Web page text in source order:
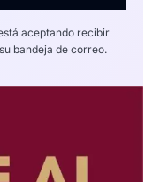
aceptando recibir
bandeja de correo.